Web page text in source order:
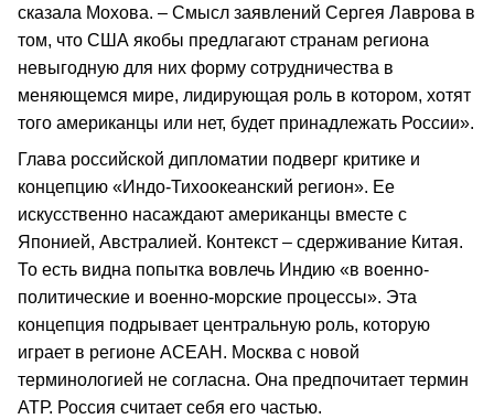
сказала Мохова. – Смысл заявлений Сергея Лаврова в
том, что США якобы предлагают странам региона
невыгодную для них форму сотрудничества в
меняющемся мире, лидирующая роль в котором, хотят
того американцы или нет, будет принадлежать России».
Глава российской дипломатии подверг критике и
концепцию «Индо-Тихоокеанский регион». Ее
искусственно насаждают американцы вместе с
Японией, Австралией. Контекст – сдерживание Китая.
То есть видна попытка вовлечь Индию «в военно-
политические и военно-морские процессы». Эта
концепция подрывает центральную роль, которую
играет в регионе АСЕАН. Москва с новой
терминологией не согласна. Она предпочитает термин
АТР. Россия считает себя его частью.